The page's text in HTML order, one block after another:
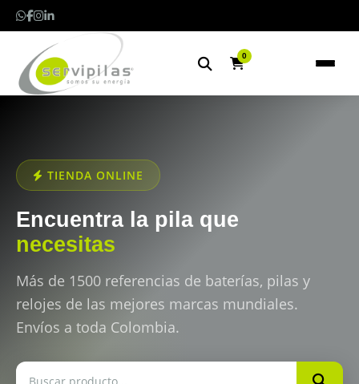
0
TIENDA ONLINE
Encuentra la pila que
necesitas
Más de 1500 referencias de baterías, pilas y
relojes de las mejores marcas mundiales.
Envíos a toda Colombia.